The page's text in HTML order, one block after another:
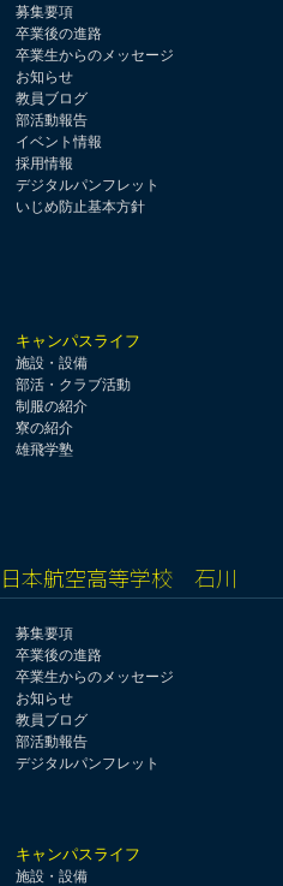
募集要項
卒業後の進路
卒業生からのメッセージ
お知らせ
教員ブログ
部活動報告
イベント情報
採用情報
デジタルパンフレット
いじめ防止基本方針
キャンパスライフ
施設・設備
部活・クラブ活動
制服の紹介
寮の紹介
雄飛学塾
日本航空高等学校 石川
募集要項
卒業後の進路
卒業生からのメッセージ
お知らせ
教員ブログ
部活動報告
デジタルパンフレット
キャンパスライフ
施設・設備